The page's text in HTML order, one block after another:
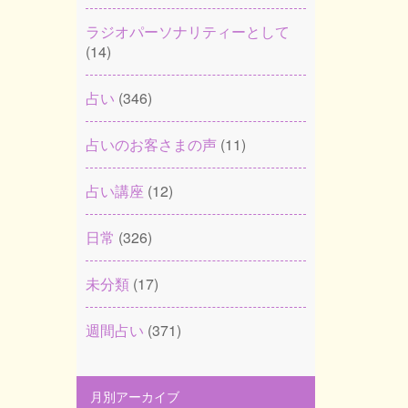
ラジオパーソナリティーとして
(14)
占い (346)
占いのお客さまの声(11)
占い講座 (12)
日常 (326)
未分類(17)
週間占い (371)
月別アーカイブ